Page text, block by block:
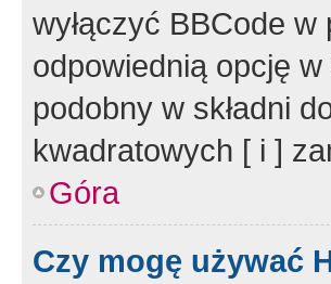
wyłączyć BBCode
odpowiednią opcję
podobny w składni
kwadratowych [ i ]
Góra
Czy mogę używać